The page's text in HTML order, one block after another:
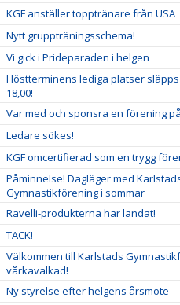
KGF anställer topptränare från USA
Nytt gruppträningsschema!
Vi gick i Prideparaden i helgen
Höstterminens lediga platser
18,00!
Var med och sponsra en förening
Ledare sökes!
KGF omcertifierad som en trygg
Påminnelse! Dagläger med
Gymnastikförening i sommar
Ravelli-produkterna har landat!
TACK!
Välkommen till Karlstads
vårkavalkad!
Ny styrelse efter helgens årsmöte